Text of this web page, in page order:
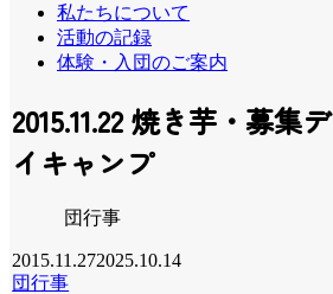
私たちについて
活動の記録
体験・入団のご案内
2015.11.22 焼き芋・募集デ
イキャンプ
団行事
2015.11.272025.10.14
団行事